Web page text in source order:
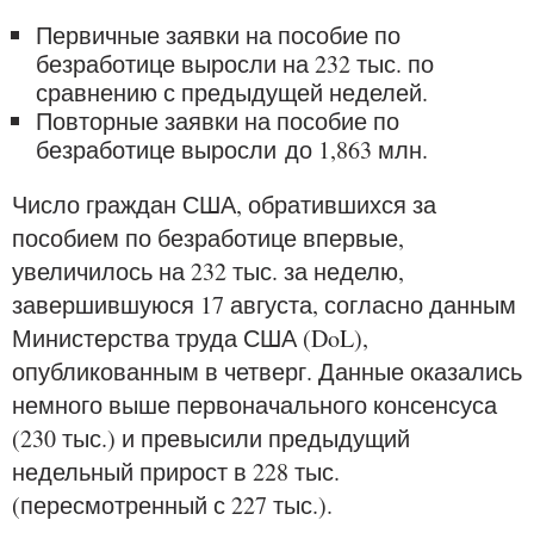
Первичные заявки на пособие по
безработице выросли на 232 тыс. по
сравнению с предыдущей неделей.
Повторные заявки на пособие по
безработице выросли до 1,863 млн.
Число граждан США, обратившихся за
пособием по безработице впервые,
увеличилось на 232 тыс. за неделю,
завершившуюся 17 августа, согласно данным
Министерства труда США (DoL),
опубликованным в четверг. Данные оказались
немного выше первоначального консенсуса
(230 тыс.) и превысили предыдущий
недельный прирост в 228 тыс.
(пересмотренный с 227 тыс.).